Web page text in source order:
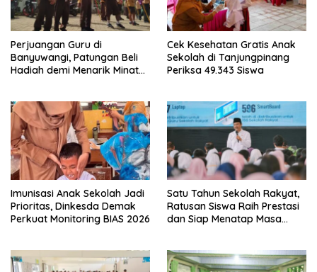
Perjuangan Guru di
Banyuwangi, Patungan Beli
Hadiah demi Menarik Minat
Cek Kesehatan Gratis Anak
Sekolah di Tanjungpinang
Periksa 49.343 Siswa
Imunisasi Anak Sekolah Jadi
Prioritas, Dinkesda Demak
Perkuat Monitoring BIAS 2026
Satu Tahun Sekolah Rakyat,
Ratusan Siswa Raih Prestasi
dan Siap Menatap Masa